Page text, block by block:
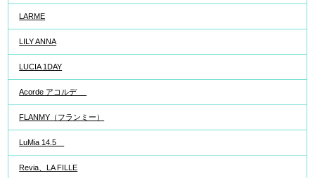
LARME
LILY ANNA
LUCIA 1DAY
Acorde アコルデ
FLANMY（フランミー）
LuMia 14.5
Revia、LA FILLE